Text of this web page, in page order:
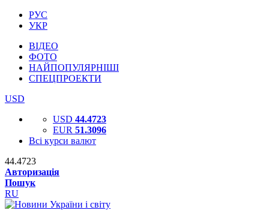
РУС
УКР
ВІДЕО
ФОТО
НАЙПОПУЛЯРНІШІ
СПЕЦПРОЕКТИ
USD
USD 44.4723
EUR 51.3096
Всі курси валют
44.4723
Авторизація
Пошук
RU